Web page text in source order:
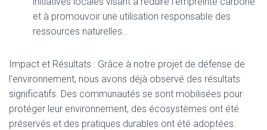
et à promouvoir une utilisation responsable des
ressources naturelles.
Impact et Résultats : Grâce à notre projet de défense de
l’environnement, nous avons déjà observé des résultats
significatifs. Des communautés se sont mobilisées pour
protéger leur environnement, des écosystèmes ont été
préservés et des pratiques durables ont été adoptées.